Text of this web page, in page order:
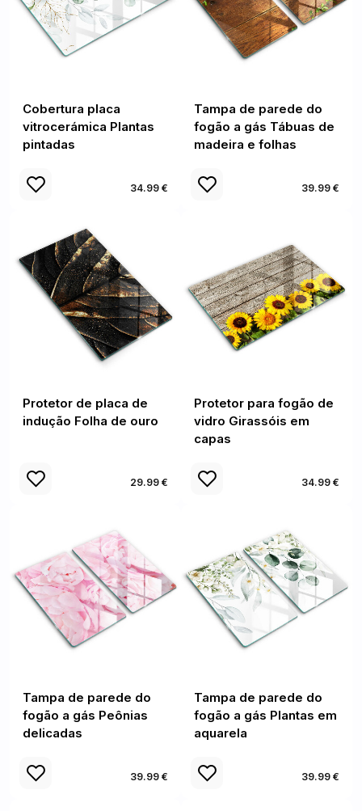
Cobertura placa
vitrocerámica Plantas
pintadas
34.99 €
Tampa de parede do
fogão a gás Tábuas de
madeira e folhas
39.99 €
Protetor de placa de
indução Folha de ouro
29.99 €
Protetor para fogão de
vidro Girassóis em
capas
34.99 €
Tampa de parede do
fogão a gás Peônias
delicadas
39.99 €
Tampa de parede do
fogão a gás Plantas em
aquarela
39.99 €